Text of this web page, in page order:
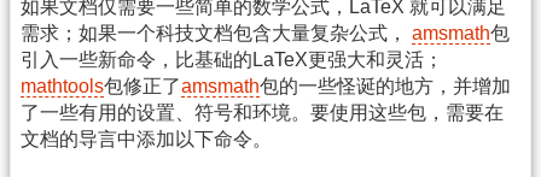
如果文档仅需要一些简单的数学公式，LaTeX 就可以满足
需求；如果一个科技文档包含大量复杂公式， amsmath包
引入一些新命令，比基础的LaTeX更强大和灵活；
mathtools包修正了amsmath包的一些怪诞的地方，并增加
了一些有用的设置、符号和环境。要使用这些包，需要在
文档的导言中添加以下命令。